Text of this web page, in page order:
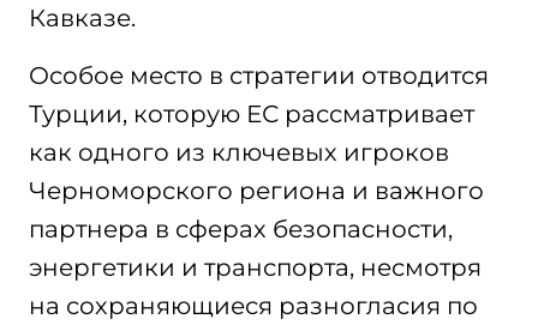
Кавказе.
Особое место в стратегии отводится
Турции, которую ЕС рассматривает
как одного из ключевых игроков
Черноморского региона и важного
партнера в сферах безопасности,
энергетики и транспорта, несмотря
на сохраняющиеся разногласия по